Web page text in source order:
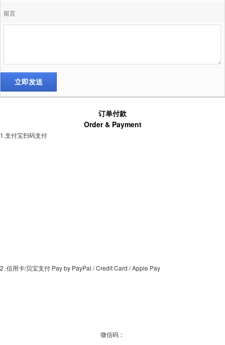
留言
订单付款
Order & Payment
1.支付宝扫码支付
2. 信用卡/贝宝支付 Pay by PayPal / Credit Card / Apple Pay
微信码：